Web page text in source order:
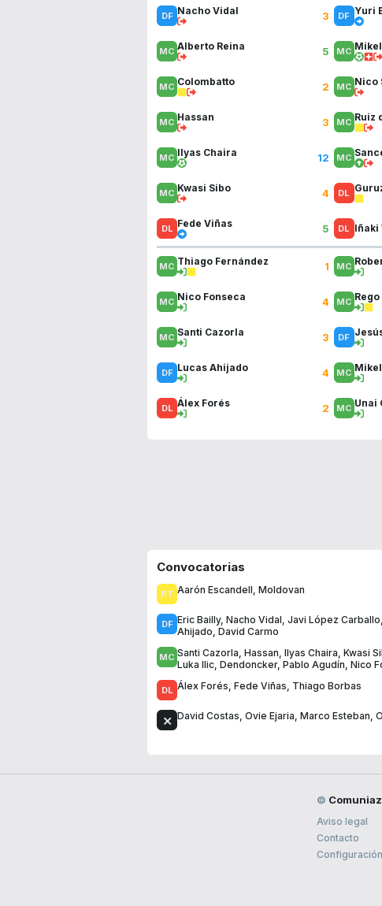
Nacho Vidal 3
Alberto Reina 5
Colombatto 2
Hassan 3
Ilyas Chaira 12
Kwasi Sibo 4
Fede Viñas 5
Thiago Fernández 1
Nico Fonseca 4
Santi Cazorla 3
Lucas Ahijado 4
Álex Forés 2
Yuri
Nico
Ruiz
Iñaki
Rego
Unai
Convocatorias
Aarón Escandell Moldovan
Eric Bailly, Nacho Vidal Javi López Carballo
Ahijado David Carmo
Santi Cazorla Hassan Ilyas Chaira Kwasi
Luka Ilic Dendoncker, Pablo Agudín Nico
Álex Forés Fede Viñas Thiago Borbas
David Costas Ovie Ejaria Marco Esteban
©
Aviso legal
Contacto